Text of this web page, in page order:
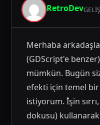
RetroDev
Merhaba
(GDScript'e
mümkün. Bugün
efekti için temel
istiyorum. İşin
dokusu)